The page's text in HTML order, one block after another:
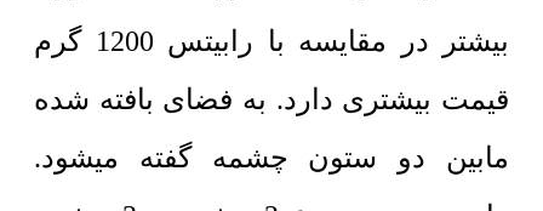
بیشتر در مقایسه با رابیتس 1200 گرم
قیمت بیشتری دارد. به فضای بافته شده
مابین دو ستون چشمه گفته میشود.